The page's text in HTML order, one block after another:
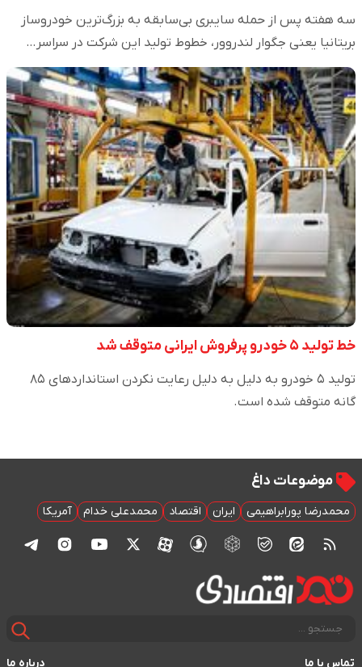
سه هفته پس از حمله سایبری بی‌سابقه به بزرگ‌ترین خودروساز
بریتانیا یعنی جگوار لندروور، خطوط تولید این شرکت در سراسر…
خط تولید ۵ خودرو پرفروش ایرانی متوقف شد
تولید ۵ خودرو به دلیل به دلیل رعایت نکردن استاندارد‌های ۸۵
گانه متوقف شده است.
موضوعات داغ
محمدرضا پورابراهیمی ایران اقتصاد محمدعلی خدام آمریکا
تماس با ما درباره ما